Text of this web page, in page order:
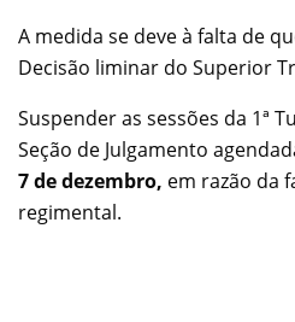
A medida se deve à falta de
Decisão liminar do Superior
Suspender as sessões da 1ª
Seção de Julgamento
7 de dezembro, em razão da
regimental.